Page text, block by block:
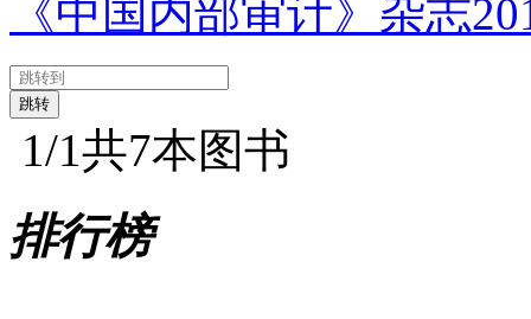
《中国内部审计》杂志
1/1共7本图书
排行榜